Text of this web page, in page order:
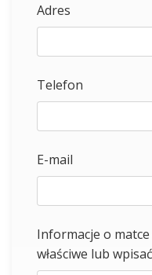
Adres
Telefon
E-mail
Informacje o matce
właściwe lub